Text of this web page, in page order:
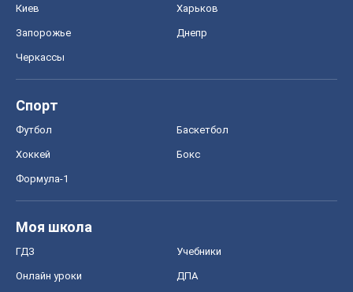
Киев Харьков
Запорожье Днепр
Черкассы
Спорт
Футбол Баскетбол
Хоккей Бокс
Формула-1
Моя школа
ГДЗ Учебники
Онлайн уроки ДПА